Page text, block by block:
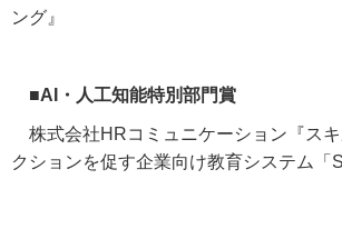
ング』
■AI・人工知能特別部門賞
株式会社HRコミュニケーション『ス
クションを促す企業向け教育システム「